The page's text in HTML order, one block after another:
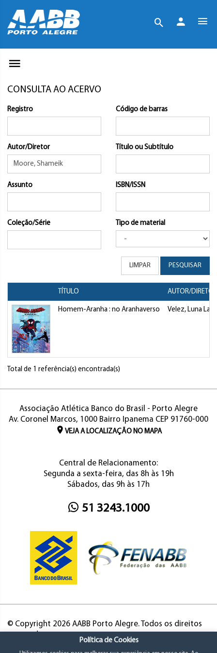
CONSULTA AO ACERVO
Registro Código de barras
Autor/Diretor Título ou Subtítulo
Assunto ISBN/ISSN
Coleção/Série Tipo de material
LIMPAR PESQUISAR
TÍTULO AUTOR/DIRETOR
Homem-Aranha : no Aranhaverso Velez, Luna
Total de 1 referência(s) encontrada(s)
Associação Atlética Banco do Brasil - Porto Alegre
Av. Coronel Marcos, 1000 Bairro Ipanema CEP 91760-000
VEJA A LOCALIZAÇÃO NO MAPA
Central de Relacionamento:
Segunda a sexta-feira, das 8h às 19h
Sábados, das 9h às 17h
51 3243.1000
© Copyright 2026 AABB Porto Alegre. Todos os direitos
Política de Cookies